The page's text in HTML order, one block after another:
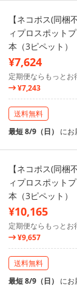
【ネコポス(同梱
ィプロスポット
本（3ピペット）
¥7,624
定期便ならもっとお
¥7,243
送料無料
最短 8/9（日） にお
【ネコポス(同梱
ィプロスポット
本（3ピペット）
¥10,165
定期便ならもっとお
¥9,657
送料無料
最短 8/9（日） にお